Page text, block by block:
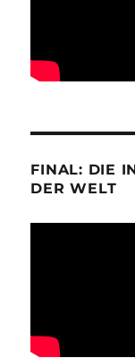
FINAL: DIE
DER WELT